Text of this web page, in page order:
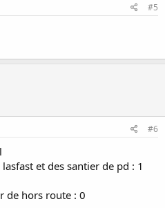
#5
#6
et des santier de pd : 1
de hors route : 0